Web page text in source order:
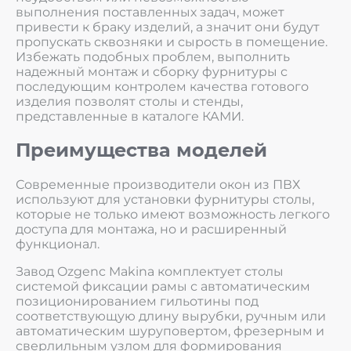
выполнения поставленных задач, может
привести к браку изделий, а значит они будут
пропускать сквозняки и сырость в помещение.
Избежать подобных проблем, выполнить
надежный монтаж и сборку фурнитуры с
последующим контролем качества готового
изделия позволят столы и стенды,
представленные в каталоге КАМИ.
Преимущества моделей
Современные производители окон из ПВХ
используют для установки фурнитуры столы,
которые не только имеют возможность легкого
доступа для монтажа, но и расширенный
функционал.
Завод Ozgenc Makina комплектует столы
системой фиксации рамы с автоматическим
позиционированием гильотины под
соответствующую длину вырубки, ручным или
автоматическим шуруповертом, фрезерным и
сверлильным узлом для формирования